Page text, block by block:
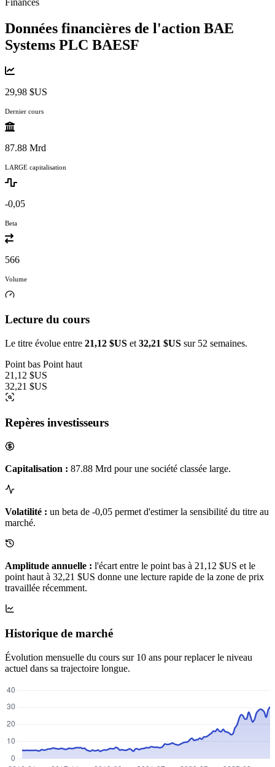
Données financières de l'action BAE
Systems PLC BAESF
29,98 $US
Dernier cours
87.88 Mrd
LARGE capitalisation
-0,05
Beta
566
Volume
Lecture du cours
Le titre évolue entre 21,12 $US et 32,21 $US sur 52 semaines.
Point bas Point haut
21,12 $US
32,21 $US
Repères investisseurs
Capitalisation : 87.88 Mrd pour une société classée large.
Volatilité : un beta de -0,05 permet d'estimer la sensibilité du titre au
marché.
Amplitude annuelle : l'écart entre le point bas à 21,12 $US et le
point haut à 32,21 $US donne une lecture rapide de la zone de prix
travaillée récemment.
Historique de marché
Évolution mensuelle du cours sur 10 ans pour replacer le niveau
actuel dans sa trajectoire longue.